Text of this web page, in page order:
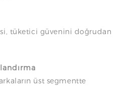
tüketici güvenini doğrudan
üst segmentte